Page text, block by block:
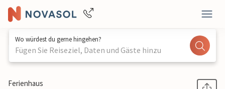
Wo würdest du gerne hingehen?
Fügen Sie Reiseziel, Daten und Gäste hinzu
1 / 27
Ferienhaus